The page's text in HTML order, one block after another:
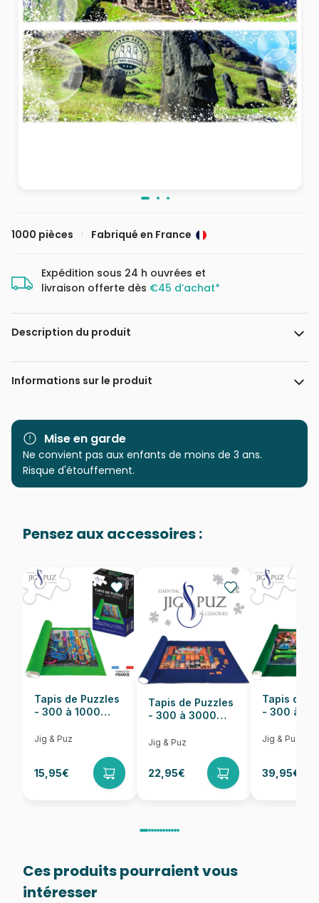
1000 pièces Fabriqué en France
Expédition sous 24 h ouvrées et
livraison offerte dès €45 d’achat*
Description du produit
123RF- saiko3p, Leonard Zhukovsky, _fla,
Informations sur le produit
Marque Grafika
Catégorie Puzzles - Voyages
Age
Puzzle pour Adultes (500 à
Provenance Fabriqué en France
EAN 3663384330155
Nombre de pièces 1000 pièces
Dimensions 69 x 48 cm
Mise en garde
Ne convient pas aux enfants de moins de 3 ans.
Risque d'étouffement.
Pensez aux accessoires :
Tapis de Puzzles
- 300 à 1000
Jig & Puz
15,95€
Tapis de Puzzles
- 300 à 3000
Jig & Puz
22,95€
Tapis de
- 300 à
Jig & Puz
39,95€
Ces produits pourraient vous
intéresser